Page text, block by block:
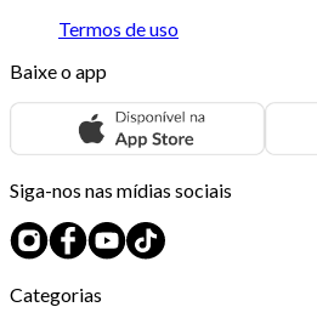
Termos de uso
Baixe o app
Siga-nos nas mídias sociais
Categorias